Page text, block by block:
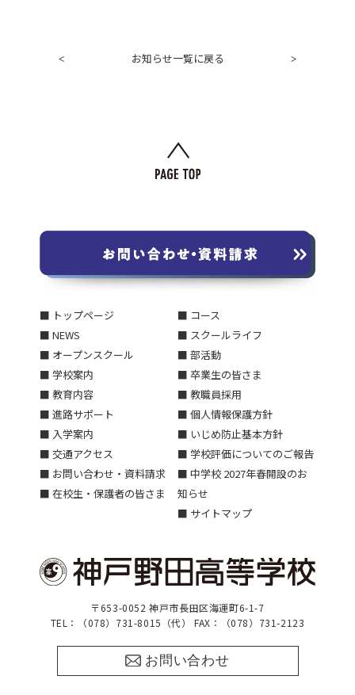
< お知らせ一覧に戻る >
■ トップページ
■ NEWS
■ オープンスクール
■ 学校案内
■ 教育内容
■ 進路サポート
■ 入学案内
■ 交通アクセス
■ お問い合わせ・資料請求
■ 在校生・保護者の皆さま
■ コース
■ スクールライフ
■ 部活動
■ 卒業生の皆さま
■ 教職員採用
■ 個人情報保護方針
■ いじめ防止基本方針
■ 学校評価についてのご報告
■ 中学校 2027年春開設のお
知らせ
■ サイトマップ
〒653-0052 神戸市長田区海運町6-1-7
TEL：（078）731-8015（代） FAX：（078）731-2123
お問い合わせ